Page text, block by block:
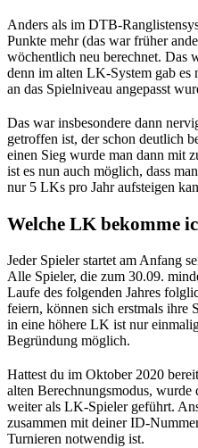
Anders als im DTB-
Punkte mehr (das war früher
wöchentlich neu berechnet. Das
denn im alten LK-System gab
an das Spielniveau angepasst
Das war insbesondere dann
getroffen ist, der schon deutlich
einen Sieg wurde man dann mit
ist es nun auch möglich, dass
nur 5 LKs pro Jahr aufsteigen
Welche LK bekomme
Jeder Spieler startet am Anfang
Alle Spieler, die zum 30.09.
Laufe des folgenden Jahres
feiern, können sich erstmals
in eine höhere LK ist nur
Begründung möglich.
Hattest du im Oktober 2020
alten Berechnungsmodus,
weiter als LK-Spieler geführt.
zusammen mit deiner ID-
Turnieren notwendig ist.